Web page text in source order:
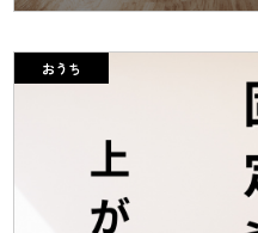
おうち